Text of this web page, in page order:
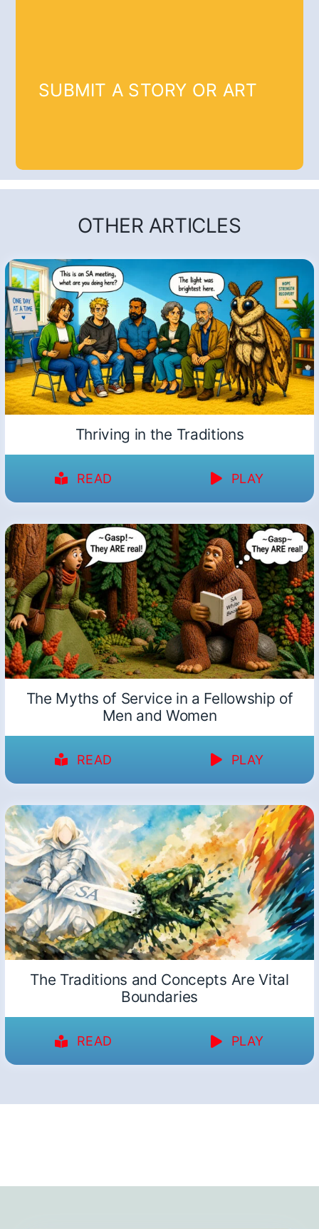
SUBMIT A STORY OR ART
OTHER ARTICLES
Thriving in the Traditions
READ PLAY
The Myths of Service in a Fellowship of
Men and Women
READ PLAY
The Traditions and Concepts Are Vital
Boundaries
READ PLAY